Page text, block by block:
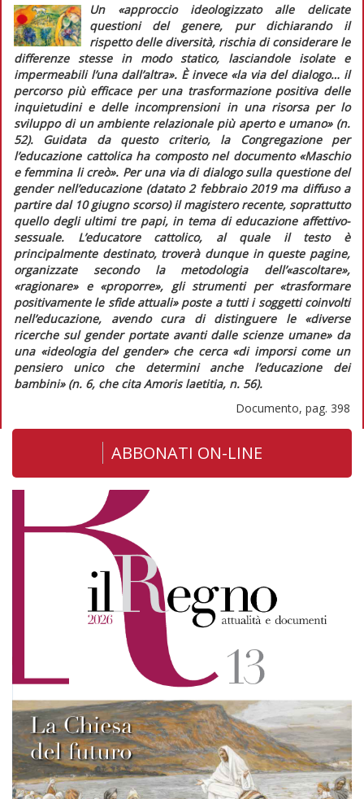
Un «approccio ideologizzato alle delicate
questioni del genere, pur dichiarando il
rispetto delle diversità, rischia di considerare le
differenze stesse in modo statico, lasciandole isolate e
impermeabili l’una dall’altra». È invece «la via del dialogo… il
percorso più efficace per una trasformazione positiva delle
inquietudini e delle incomprensioni in una risorsa per lo
sviluppo di un ambiente relazionale più aperto e umano» (n.
52). Guidata da questo criterio, la Congregazione per
l’educazione cattolica ha composto nel documento «Maschio
e femmina li creò». Per una via di dialogo sulla questione del
gender nell’educazione (datato 2 febbraio 2019 ma diffuso a
partire dal 10 giugno scorso) il magistero recente, soprattutto
quello degli ultimi tre papi, in tema di educazione affettivo-
sessuale. L’educatore cattolico, al quale il testo è
principalmente destinato, troverà dunque in queste pagine,
organizzate secondo la metodologia dell’«ascoltare»,
«ragionare» e «proporre», gli strumenti per «trasformare
positivamente le sfide attuali» poste a tutti i soggetti coinvolti
nell’educazione, avendo cura di distinguere le «diverse
ricerche sul gender portate avanti dalle scienze umane» da
una «ideologia del gender» che cerca «di imporsi come un
pensiero unico che determini anche l’educazione dei
bambini» (n. 6, che cita Amoris laetitia, n. 56).
Documento, pag. 398
ABBONATI ON-LINE